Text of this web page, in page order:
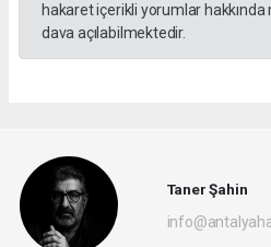
hakaret içerikli yorumlar hakkında
dava açılabilmektedir.
Taner Şahin